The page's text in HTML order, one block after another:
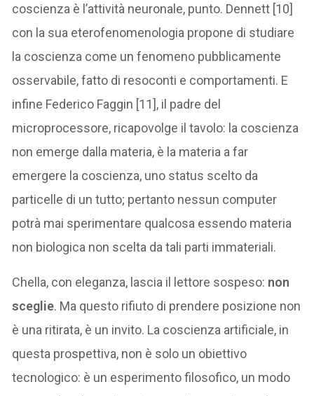
coscienza è l’attività neuronale, punto. Dennett [10]
con la sua eterofenomenologia propone di studiare
la coscienza come un fenomeno pubblicamente
osservabile, fatto di resoconti e comportamenti. E
infine Federico Faggin [11], il padre del
microprocessore, ricapovolge il tavolo: la coscienza
non emerge dalla materia, è la materia a far
emergere la coscienza, uno status scelto da
particelle di un tutto; pertanto nessun computer
potrà mai sperimentare qualcosa essendo materia
non biologica non scelta da tali parti immateriali.
Chella, con eleganza, lascia il lettore sospeso: non
sceglie. Ma questo rifiuto di prendere posizione non
è una ritirata, è un invito. La coscienza artificiale, in
questa prospettiva, non è solo un obiettivo
tecnologico: è un esperimento filosofico, un modo